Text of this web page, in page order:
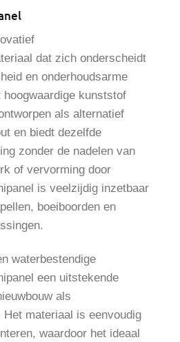
dat zich onderscheidt
en onderhoudsarme
kunststof
als alternatief
en biedt dezelfde
zonder de nadelen van
of vervorming door
is veelzijdig inzetbaar
boeiboorden en
waterbestendige
een uitstekende
als
materiaal is eenvoudig
waardoor het ideaal